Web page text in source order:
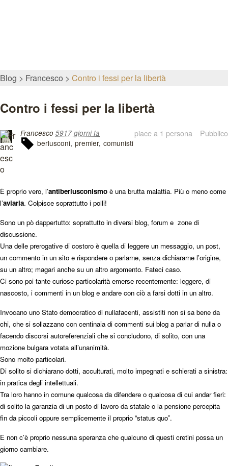
Blog Francesco Contro i fessi per la libertà
Contro i fessi per la libertà
Pubblico
piace a 1 persona
Francesco 5917 giorni fa
berlusconi premier comunisti
È proprio vero, l’antiberlusconismo è una brutta malattia. Più o meno come
l’aviaria. Colpisce soprattutto i polli!
Sono un pò dappertutto: soprattutto in diversi blog, forum e zone di
discussione.
Una delle prerogative di costoro è quella di leggere un messaggio, un post,
un commento in un sito e rispondere o parlarne, senza dichiararne l’origine,
su un altro; magari anche su un altro argomento. Fateci caso.
Ci sono poi tante curiose particolarità emerse recentemente: leggere, di
nascosto, i commenti in un blog e andare con ciò a farsi dotti in un altro.
Invocano uno Stato democratico di nullafacenti, assistiti non si sa bene da
chi, che si sollazzano con centinaia di commenti sui blog a parlar di nulla o
facendo discorsi autoreferenziali che si concludono, di solito, con una
mozione bulgara votata all’unanimità.
Sono molto particolari.
Di solito si dichiarano dotti, acculturati, molto impegnati e schierati a sinistra:
in pratica degli intellettuali.
Tra loro hanno in comune qualcosa da difendere o qualcosa di cui andar fieri:
di solito la garanzia di un posto di lavoro da statale o la pensione percepita
fin da piccoli oppure semplicemente il proprio “status quo”.
E non c’è proprio nessuna speranza che qualcuno di questi cretini possa un
giorno cambiare.